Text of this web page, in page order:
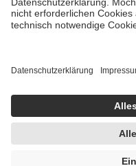
• Harn- und Blutteststreifen
getroffen, um
https://help.etrusted.com/
Einige Bilder und Inhalte